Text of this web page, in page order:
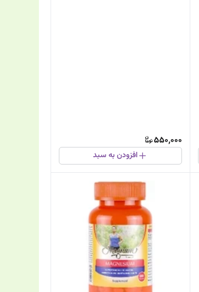
550,000
افزودن به سبد